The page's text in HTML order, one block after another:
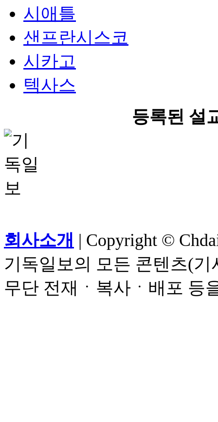
시애틀
샌프란시스코
시카고
텍사스
등록된 설
회사소개 | Copyright ©
기독일보의 모든 콘텐츠(
무단 전재ㆍ복사ㆍ배포 등